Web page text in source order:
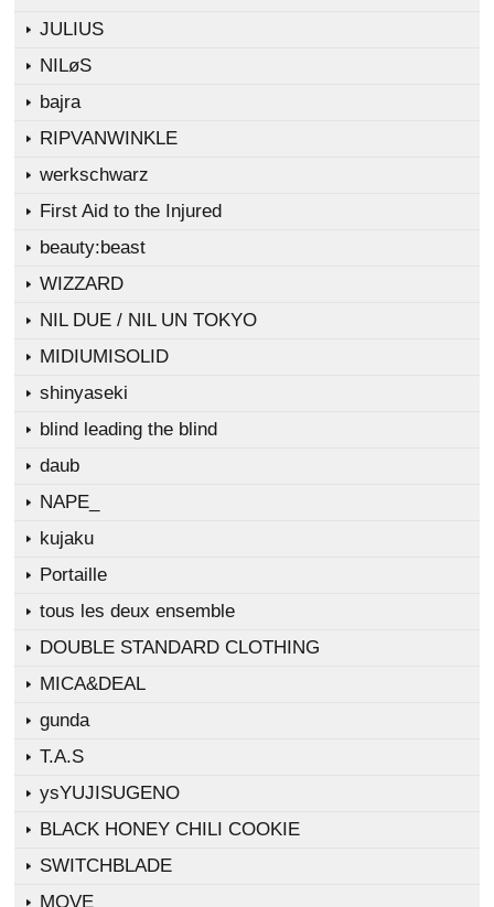
JULIUS
NILøS
bajra
RIPVANWINKLE
werkschwarz
First Aid to the Injured
beauty:beast
WIZZARD
NIL DUE / NIL UN TOKYO
MIDIUMISOLID
shinyaseki
blind leading the blind
daub
NAPE_
kujaku
Portaille
tous les deux ensemble
DOUBLE STANDARD CLOTHING
MICA&DEAL
gunda
T.A.S
ysYUJISUGENO
BLACK HONEY CHILI COOKIE
SWITCHBLADE
MOVE